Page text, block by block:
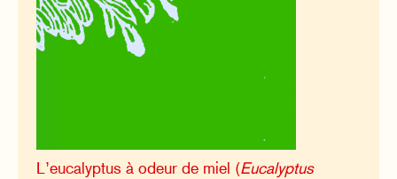
L’eucalyptus à odeur de miel (Eucalyptus